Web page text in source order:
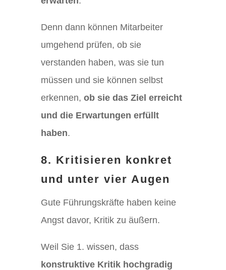
Denn dann können Mitarbeiter
umgehend prüfen, ob sie
verstanden haben, was sie tun
müssen und sie können selbst
erkennen, ob sie das Ziel erreicht
und die Erwartungen erfüllt
haben.
8. Kritisieren konkret
und unter vier Augen
Gute Führungskräfte haben keine
Angst davor, Kritik zu äußern.
Weil Sie 1. wissen, dass
konstruktive Kritik hochgradig